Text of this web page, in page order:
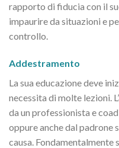
rapporto di fiducia con il
impaurire da situazioni e
controllo.
Addestramento
La sua educazione deve
necessita di molte lezioni.
da un professionista e
oppure anche dal padrone
causa. Fondamentalmente